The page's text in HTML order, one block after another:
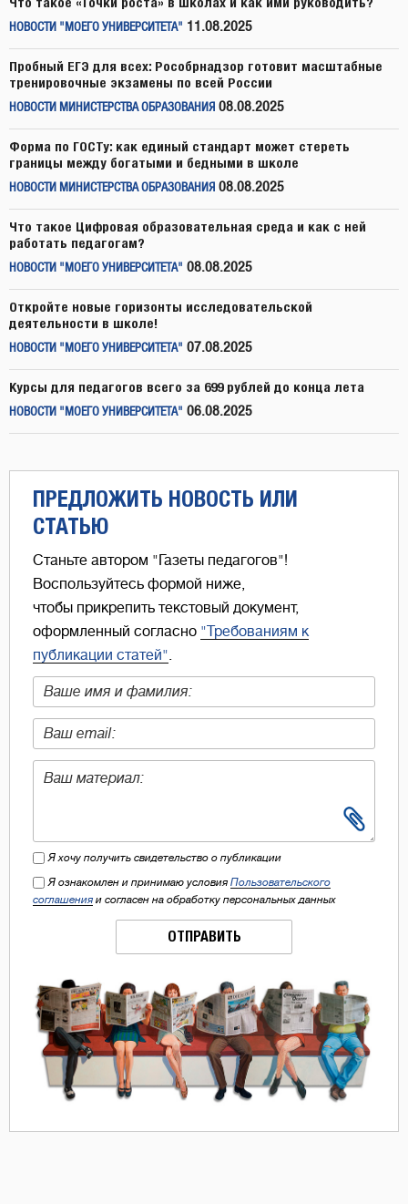
НОВОСТИ "МОЕГО УНИВЕРСИТЕТА" 11.08.2025
Пробный ЕГЭ для всех: Рособрнадзор готовит масштабные
тренировочные экзамены по всей России
НОВОСТИ МИНИСТЕРСТВА ОБРАЗОВАНИЯ 08.08.2025
Форма по ГОСТу: как единый стандарт может стереть
границы между богатыми и бедными в школе
НОВОСТИ МИНИСТЕРСТВА ОБРАЗОВАНИЯ 08.08.2025
Что такое Цифровая образовательная среда и как с ней
работать педагогам?
НОВОСТИ "МОЕГО УНИВЕРСИТЕТА" 08.08.2025
Откройте новые горизонты исследовательской
деятельности в школе!
НОВОСТИ "МОЕГО УНИВЕРСИТЕТА" 07.08.2025
Курсы для педагогов всего за 699 рублей до конца лета
НОВОСТИ "МОЕГО УНИВЕРСИТЕТА" 06.08.2025
ПРЕДЛОЖИТЬ НОВОСТЬ ИЛИ
СТАТЬЮ
Станьте автором "Газеты педагогов"!
Воспользуйтесь формой ниже,
чтобы прикрепить текстовый документ,
оформленный согласно "Требованиям к
публикации статей"
Я хочу получить свидетельство о публикации
Я ознакомлен и принимаю условия Пользовательского
соглашения и согласен на обработку персональных данных
ОТПРАВИТЬ